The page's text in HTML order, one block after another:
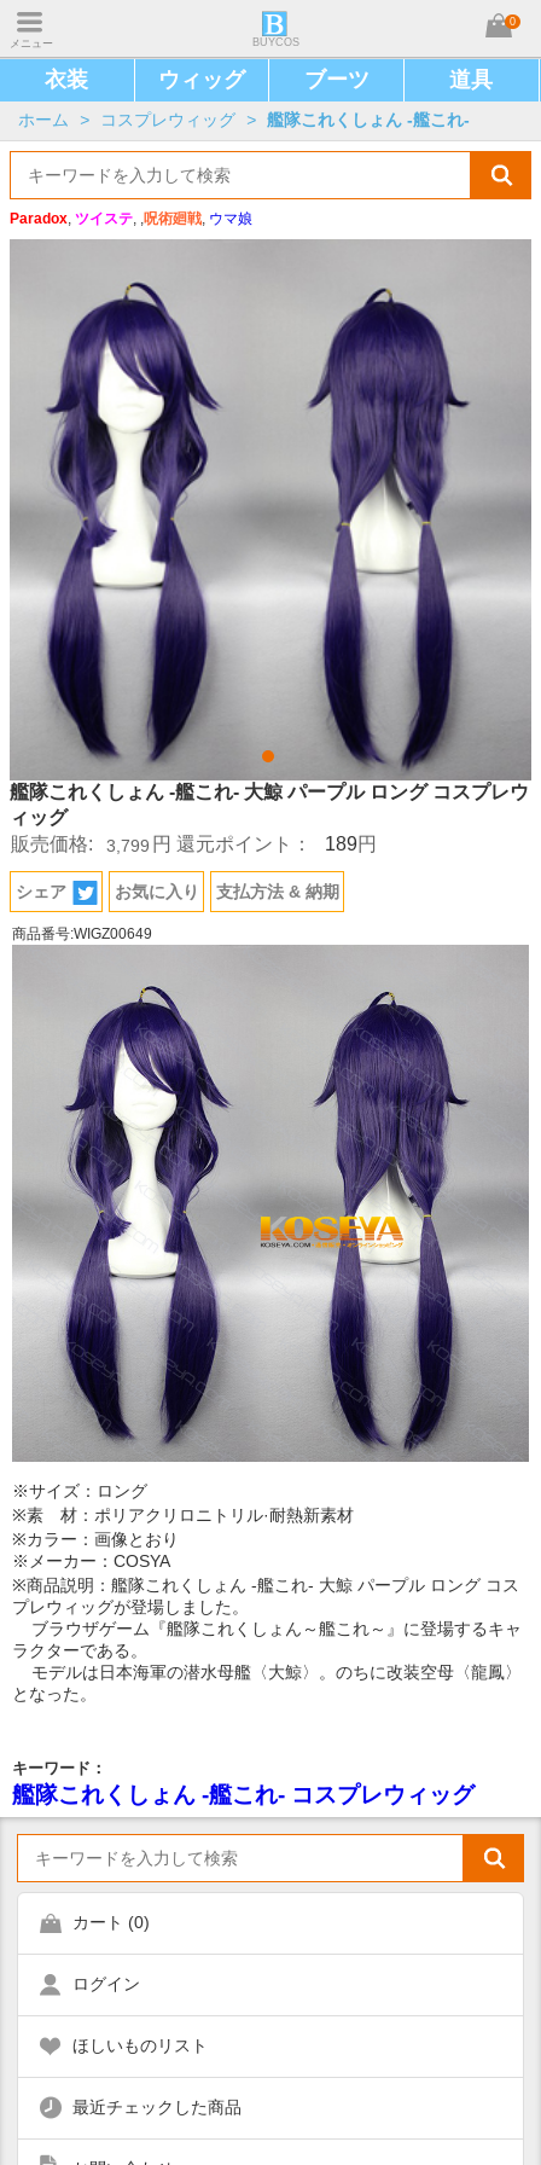
メニュー BUYCOS
0
衣装 ウィッグ ブーツ 道具
ホーム > コスプレウィッグ > 艦隊これくしょん -艦これ-
Paradox, ツイステ, ,呪術廻戦, ウマ娘
艦隊これくしょん -艦これ- 大鯨 パープル ロング コスプレウ
ィッグ
販売価格:
3,799 円 還元ポイント： 189円
シェア お気に入り 支払方法 & 納期
商品番号:WIGZ00649
※サイズ：ロング
※素 材：ポリアクリロニトリル·耐熱新素材
※カラー：画像とおり
※メーカー：COSYA
※商品説明：艦隊これくしょん -艦これ- 大鯨 パープル ロング コス
プレウィッグが登場しました。
ブラウザゲーム『艦隊これくしょん～艦これ～』に登場するキャ
ラクターである。
モデルは日本海軍の潜水母艦〈大鯨〉。のちに改装空母〈龍鳳〉
となった。
キーワード：
艦隊これくしょん -艦これ- コスプレウィッグ
カート (0)
ログイン
ほしいものリスト
最近チェックした商品